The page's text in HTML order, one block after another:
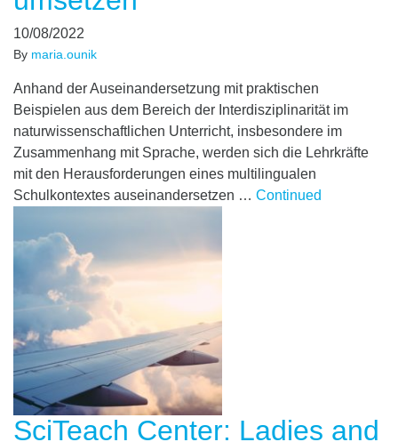
10/08/2022
By maria.ounik
Anhand der Auseinandersetzung mit praktischen
Beispielen aus dem Bereich der Interdisziplinarität im
naturwissenschaftlichen Unterricht, insbesondere im
Zusammenhang mit Sprache, werden sich die Lehrkräfte
mit den Herausforderungen eines multilingualen
Schulkontextes auseinandersetzen … Continued
SciTeach Center: Ladies and